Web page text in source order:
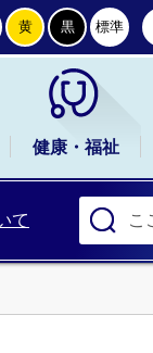
黄 黒 標準
健康・福祉
て